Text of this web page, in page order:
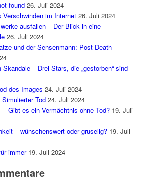
found 26. Juli 2024
Verschwinden im Internet 26. Juli 2024
ausfallen – Der Blick in eine
26. Juli 2024
und der Sensenmann: Post-Death-
Skandale – Drei Stars, die „gestorben“ sind
des Images 24. Juli 2024
Tod 24. Juli 2024
– Gibt es ein Vermächtnis ohne Tod? 19. Juli
– wünschenswert oder gruselig? 19. Juli
immer 19. Juli 2024